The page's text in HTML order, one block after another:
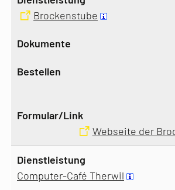
Brockenstube
Webseite der
Computer-Café Therwil